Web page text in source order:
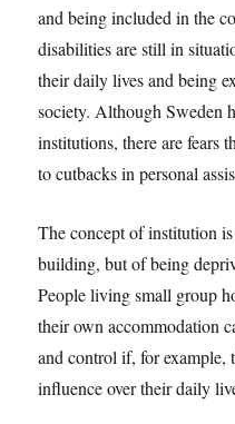
and being included in the
disabilities are still in
their daily lives and being
society. Although Sweden
institutions, there are fears
to cutbacks in personal
The concept of institution
building, but of being
People living small group
their own accommodation
and control if, for example,
influence over their daily